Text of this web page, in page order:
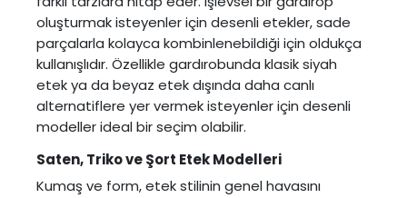
oluşturmak isteyenler için desenli etekler, sade
parçalarla kolayca kombinlenebildiği için oldukça
kullanışlıdır. Özellikle gardırobunda klasik siyah
etek ya da beyaz etek dışında daha canlı
alternatiflere yer vermek isteyenler için desenli
modeller ideal bir seçim olabilir.
Saten, Triko ve Şort Etek Modelleri
Kumaş ve form, etek stilinin genel havasını